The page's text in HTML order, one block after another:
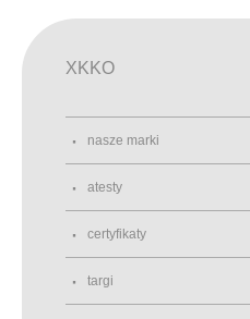
XKKO
nasze marki
atesty
certyfikaty
targi